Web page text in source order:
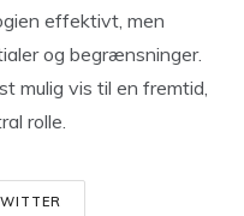
effektivt, men
og begrænsninger.
mulig vis til en fremtid,
rolle.